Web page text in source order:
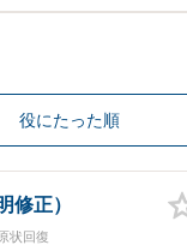
役にたった順
修正）
状回復